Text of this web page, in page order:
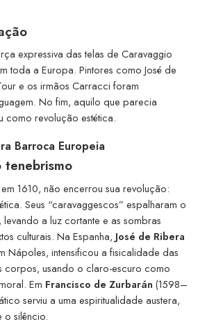
expressiva das telas de Caravaggio
toda a Europa. Pintores como José de
e os irmãos Carracci foram
No fim, aquilo que parecia
como revolução estética.
Barroca Europeia
1610, não encerrou sua revolução:
Seus “caravaggescos” espalharam o
a luz cortante e as sombras
culturais. Na Espanha, José de Ribera
Nápoles, intensificou a fisicalidade das
corpos, usando o claro-escuro como
Em Francisco de Zurbarán (1598–
serviu a uma espiritualidade austera,
o silêncio.